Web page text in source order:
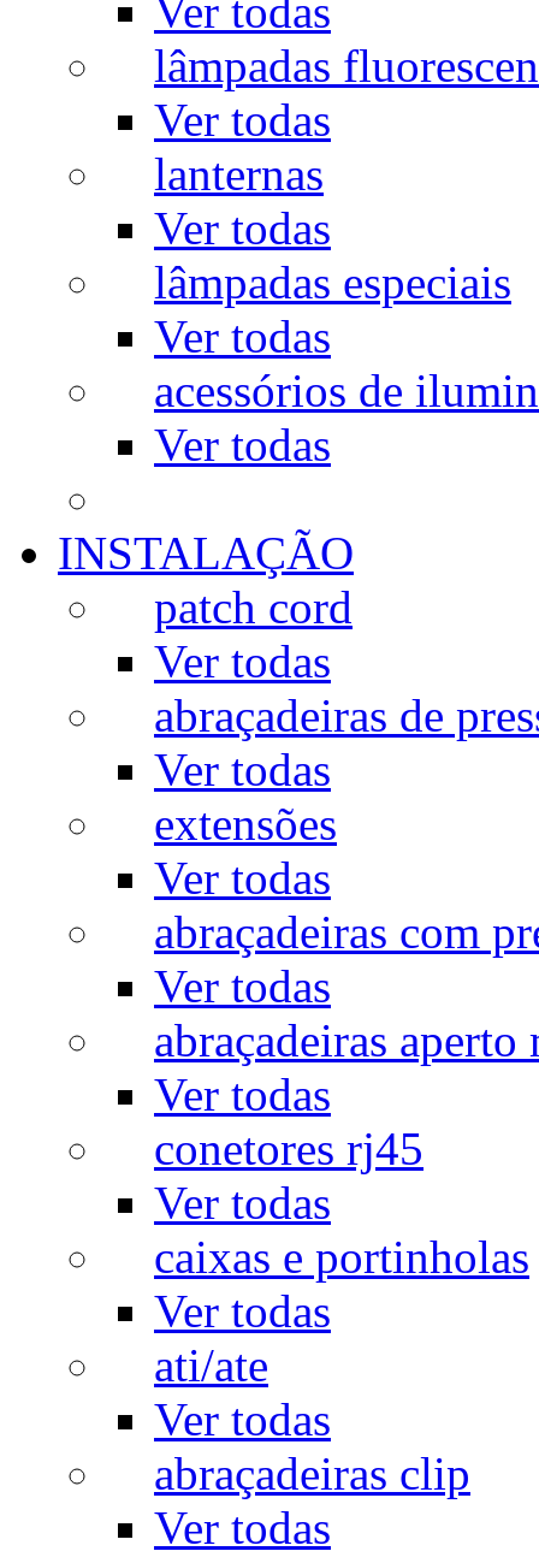
Ver todas
lâmpadas
Ver todas
lanternas
Ver todas
lâmpadas especiais
Ver todas
acessórios de
Ver todas
INSTALAÇÃO
patch cord
Ver todas
abraçadeiras de
Ver todas
extensões
Ver todas
abraçadeiras com
Ver todas
abraçadeiras aperto
Ver todas
conetores rj45
Ver todas
caixas e portinholas
Ver todas
ati/ate
Ver todas
abraçadeiras clip
Ver todas